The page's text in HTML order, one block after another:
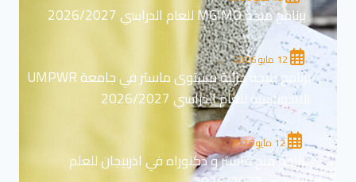
برنامج منحة MGIMO للعام الدراسي 2026/2027
12 مايو 2026
برنامج منحة جزئية مستوى ماستر في جامعة UMPWR
الاندونيسية للعام الدراسي 2026/2027
12 مايو 2026
برنامج منح ماستر و دكتوراه في اذربيجان للعلم